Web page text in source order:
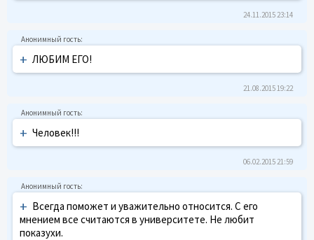
24.11.2015 23:14
+ ЛЮБИМ ЕГО!
21.08.2015 19:22
+ Человек!!!
06.02.2015 21:59
+ Всегда поможет и уважительно относится. С его
мнением все считаются в университете. Не любит
показухи.